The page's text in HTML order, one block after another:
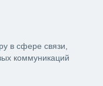
в сфере связи,
коммуникаций